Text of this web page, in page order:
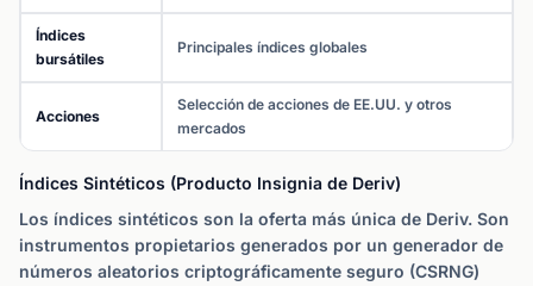
Índices
bursátiles
Principales índices globales
Acciones
Selección de acciones de EE.UU. y otros
mercados
Índices Sintéticos (Producto Insignia de Deriv)
Los índices sintéticos son la oferta más única de Deriv. Son
instrumentos propietarios generados por un generador de
números aleatorios criptográficamente seguro (CSRNG)